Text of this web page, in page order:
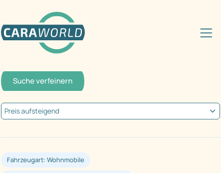
Suche verfeinern
Fahrzeugart: Wohnmobile